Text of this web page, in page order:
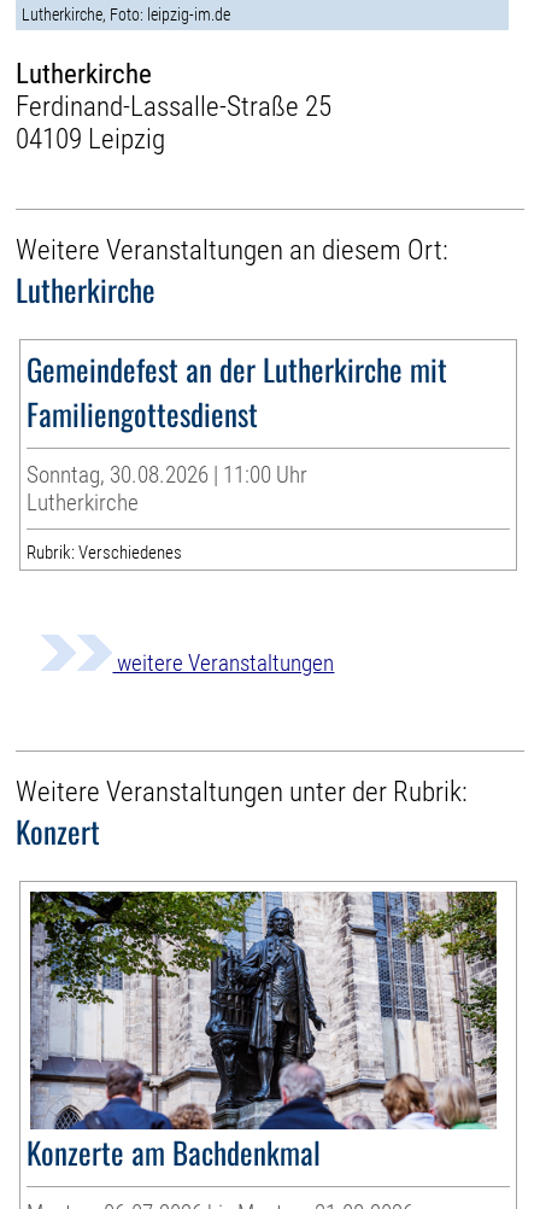
Lutherkirche, Foto: leipzig-im.de
Lutherkirche
Ferdinand-Lassalle-Straße 25
04109 Leipzig
Weitere Veranstaltungen an diesem Ort:
Lutherkirche
Gemeindefest an der Lutherkirche mit
Familiengottesdienst
Sonntag, 30.08.2026 | 11:00 Uhr
Lutherkirche
Rubrik: Verschiedenes
weitere Veranstaltungen
Weitere Veranstaltungen unter der Rubrik:
Konzert
Konzerte am Bachdenkmal